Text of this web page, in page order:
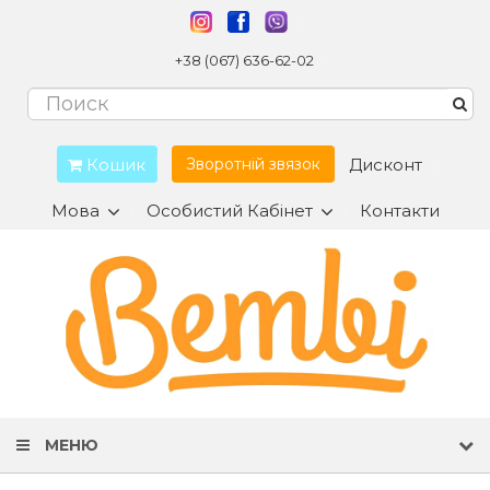
+38 (067) 636-62-02
Кошик Зворотній звязок Дисконт
Мова Особистий Кабінет Контакти
МЕНЮ